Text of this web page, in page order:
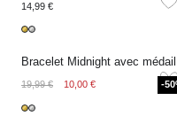
14,99 €
19,99 € 10,00 € -